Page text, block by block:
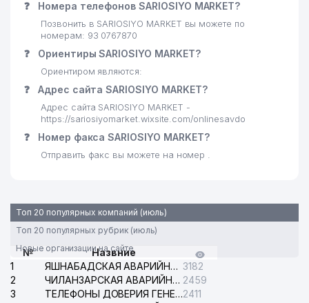
❓ Номера телефонов SARIOSIYO MARKET?
Позвонить в SARIOSIYO MARKET вы можете по
номерам: 93 0767870
❓ Ориентиры SARIOSIYO MARKET?
Ориентиром являются:
❓ Адрес сайта SARIOSIYO MARKET?
Адрес сайта SARIOSIYO MARKET -
https://sariosiyomarket.wixsite.com/onlinesavdo
❓ Номер факса SARIOSIYO MARKET?
Отправить факс вы можете на номер .
Топ 20 популярных компаний (июль)
Топ 20 популярных рубрик (июль)
Новые организации на сайте
№
Назвние
1
ЯШНАБАДСКАЯ АВАРИЙНАЯ СЛУЖБА ЭЛЕКТРОСЕТИ 3182
2
ЧИЛАНЗАРСКАЯ АВАРИЙНАЯ СЛУЖБА ЭЛЕКТРОСЕТИ 2459
3
ТЕЛЕФОНЫ ДОВЕРИЯ ГЕНЕРАЛЬНОЙ ПРОКУРАТУРЫ РЕСПУБЛИКИ УЗБЕКИСТАН2411